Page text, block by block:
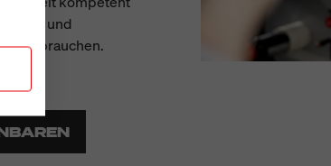
und
uns brauchen.